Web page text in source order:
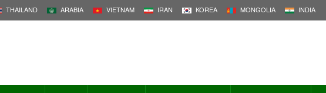
THAILAND ARABIA VIETNAM IRAN KOREA MONGOLIA INDIA